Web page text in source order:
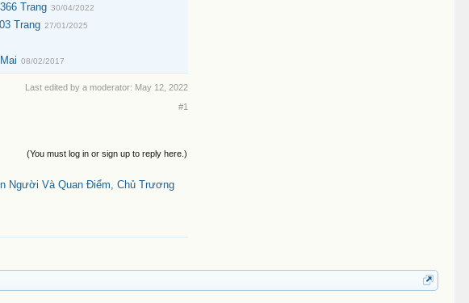
Trang 30/04/2022
Trang 27/01/2025
08/02/2017
Last edited by a moderator: May 12, 2022
#1
(You must log in or sign up to reply here.)
Người Và Quan Điểm, Chủ Trương